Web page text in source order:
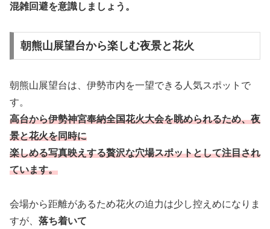
混雑回避を意識しましょう。
朝熊山展望台から楽しむ夜景と花火
朝熊山展望台は、伊勢市内を一望できる人気スポットで
す。
高台から伊勢神宮奉納全国花火大会を眺められるため、夜
景と花火を同時に
楽しめる写真映えする贅沢な穴場スポットとして注目され
ています。
会場から距離があるため花火の迫力は少し控えめになりま
すが、 落ち着いて